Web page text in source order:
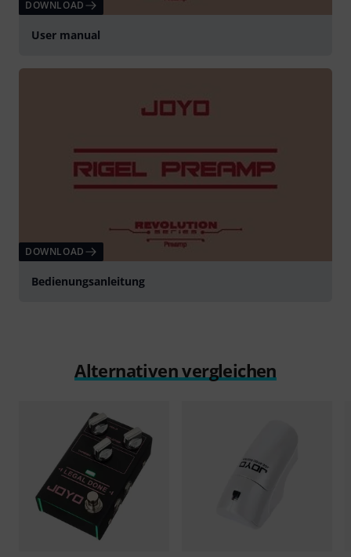
DOWNLOAD
User manual
DOWNLOAD
Bedienungsanleitung
Alternativen vergleichen